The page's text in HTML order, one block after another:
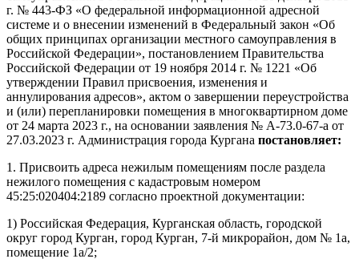
г. № 443-ФЗ «О федеральной информационной адресной
системе и о внесении изменений в Федеральный закон «Об
общих принципах организации местного самоуправления в
Российской Федерации», постановлением Правительства
Российской Федерации от 19 ноября 2014 г. № 1221 «Об
утверждении Правил присвоения, изменения и
аннулирования адресов», актом о завершении переустройства
и (или) перепланировки помещения в многоквартирном доме
от 24 марта 2023 г., на основании заявления № А-73.0-67-а от
27.03.2023 г. Администрация города Кургана постановляет:
1. Присвоить адреса нежилым помещениям после раздела
нежилого помещения с кадастровым номером
45:25:020404:2189 согласно проектной документации:
1) Российская Федерация, Курганская область, городской
округ город Курган, город Курган, 7-й микрорайон, дом № 1а,
помещение 1а/2;